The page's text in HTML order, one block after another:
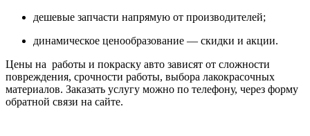
дешевые запчасти напрямую от производителей;
динамическое ценообразование — скидки и акции.
Цены на работы и покраску авто зависят от сложности
повреждения, срочности работы, выбора лакокрасочных
материалов. Заказать услугу можно по телефону, через форму
обратной связи на сайте.